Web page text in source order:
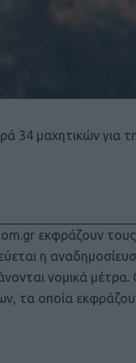
34 μαχητικών
εκφράζουν
η
νομικά
τα οποία